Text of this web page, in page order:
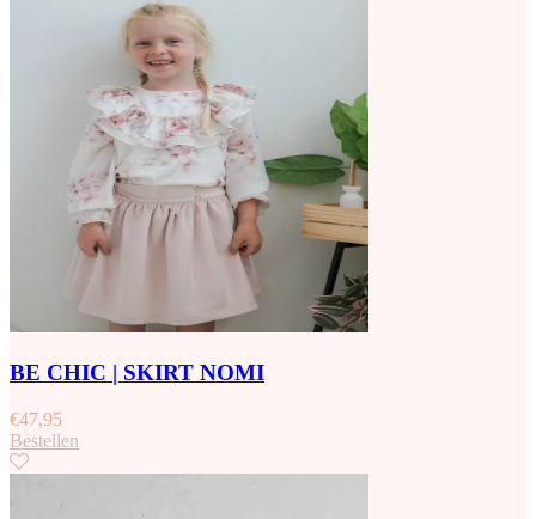
BE CHIC | SKIRT NOMI
€47,95
Bestellen